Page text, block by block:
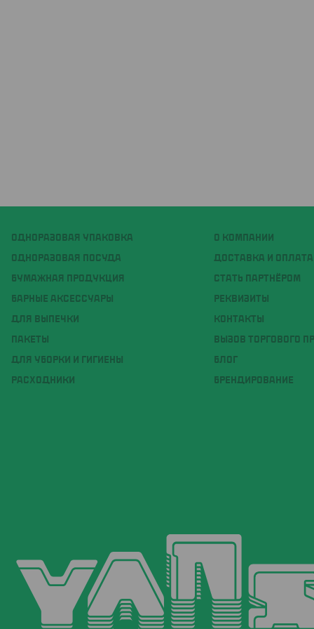
ОДНОРАЗОВАЯ УПАКОВКА
ОДНОРАЗОВАЯ ПОСУДА
БУМАЖНАЯ ПРОДУКЦИЯ
БАРНЫЕ АКСЕССУАРЫ
ДЛЯ ВЫПЕЧКИ
ПАКЕТЫ
ДЛЯ УБОРКИ И ГИГИЕНЫ
РАСХОДНИКИ
О КОМПАНИИ
ДОСТАВКА И ОПЛАТА
СТАТЬ ПАРТНЁРОМ
РЕКВИЗИТЫ
КОНТАКТЫ
ВЫЗОВ ТОРГОВОГО
БЛОГ
БРЕНДИРОВАНИЕ